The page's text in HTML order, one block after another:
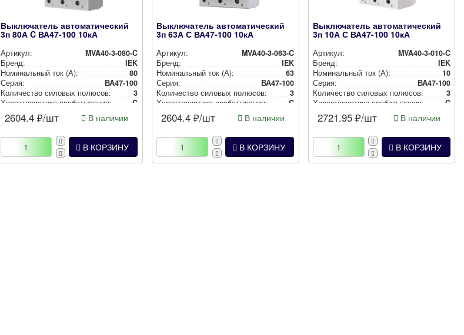
Выключатель автоматический
3п 80А C ВА47-100 10кА
Артикул:
MVA40-3-080-C
Бренд:
IEK
Номи­наль­ный ток (А):
80
Серия:
ВА47-100
Количество силовых полюсов:
3
Харак­те­рис­ти­ка сра­ба­ты­ва­ния:
C
2604.4 ₽/шт В наличии
В КОРЗИНУ
Выключатель автоматический
3п 63А С ВА47-100 10кА
Артикул:
MVA40-3-063-C
Бренд:
IEK
Номи­наль­ный ток (А):
63
Серия:
ВА47-100
Количество силовых полюсов:
3
Харак­те­рис­ти­ка сра­ба­ты­ва­ния:
C
2604.4 ₽/шт В наличии
В КОРЗИНУ
Выключатель автоматический
3п 10А С ВА47-100 10кА
Артикул:
MVA40-3-010-C
Бренд:
IEK
Номи­наль­ный ток (А):
10
Серия:
ВА47-100
Количество силовых полюсов:
3
Харак­те­рис­ти­ка сра­ба­ты­ва­ния:
C
2721.95 ₽/шт В наличии
В КОРЗИНУ